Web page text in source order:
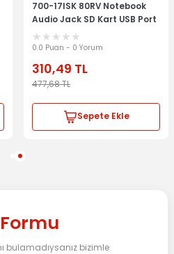
700-17ISK 80RV Notebook
Audio Jack SD Kart USB Port
Board
0.0 Puan - 0 Yorum
310,49 TL
477,68TL
Sepete Ekle
bulamadıysanız bizimle